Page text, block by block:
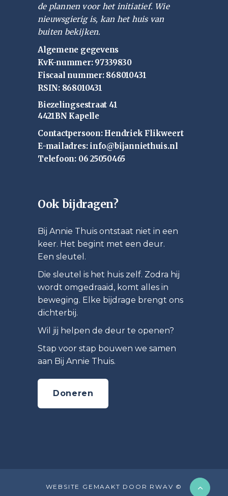
de plannen voor het initiatief. Wie
nieuwsgierig is, kan het huis van
buiten bekijken.
Algemene gegevens
KvK-nummer: 97339830
Fiscaal nummer: 868010431
RSIN: 868010431
Biezelingsestraat 41
4421BN Kapelle
Contactpersoon: Hendriek Flikweert
E-mailadres: info@bijanniethuis.nl
Telefoon: 06 25050465
Ook bijdragen?
Bij Annie Thuis ontstaat niet in een
keer. Het begint met een deur.
Een sleutel.
Die sleutel is het huis zelf. Zodra hij
wordt omgedraaid, komt alles in
beweging. Elke bijdrage brengt ons
dichterbij.
Wil jij helpen de deur te openen?
Stap voor stap bouwen we samen
aan Bij Annie Thuis.
Doneren
WEBSITE GEMAAKT DOOR RWAV ©